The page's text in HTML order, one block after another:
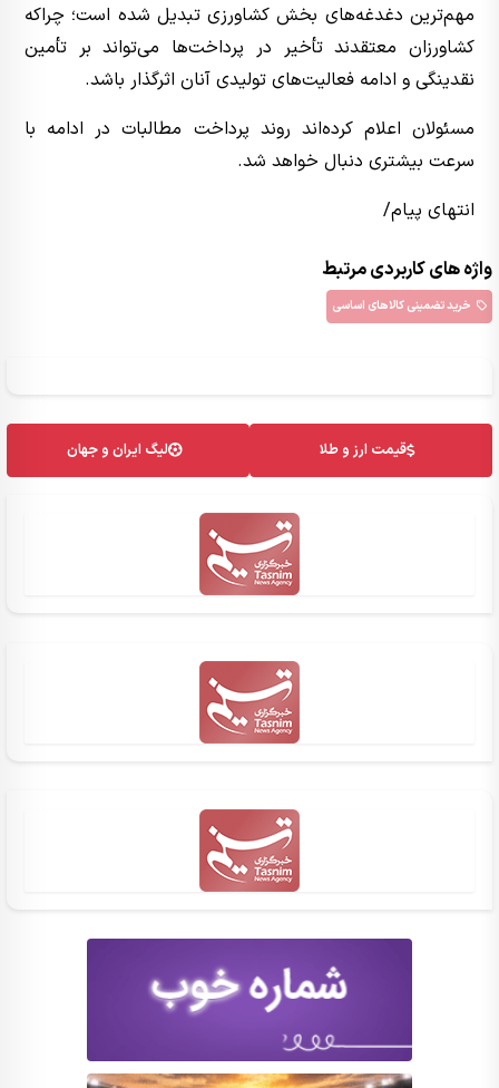
مهم‌ترین دغدغه‌های بخش کشاورزی تبدیل شده است؛ چراکه
کشاورزان معتقدند تأخیر در پرداخت‌ها می‌تواند بر تأمین
نقدینگی و ادامه فعالیت‌های تولیدی آنان اثرگذار باشد.
مسئولان اعلام کرده‌اند روند پرداخت مطالبات در ادامه با
سرعت بیشتری دنبال خواهد شد.
انتهای پیام/
واژه های کاربردی مرتبط
خرید‌ تضمینی کالاهای اساسی
قیمت ارز و طلا لیگ ایران و جهان